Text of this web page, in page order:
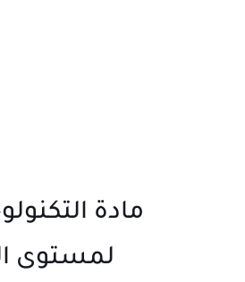
مادة
لمستوى